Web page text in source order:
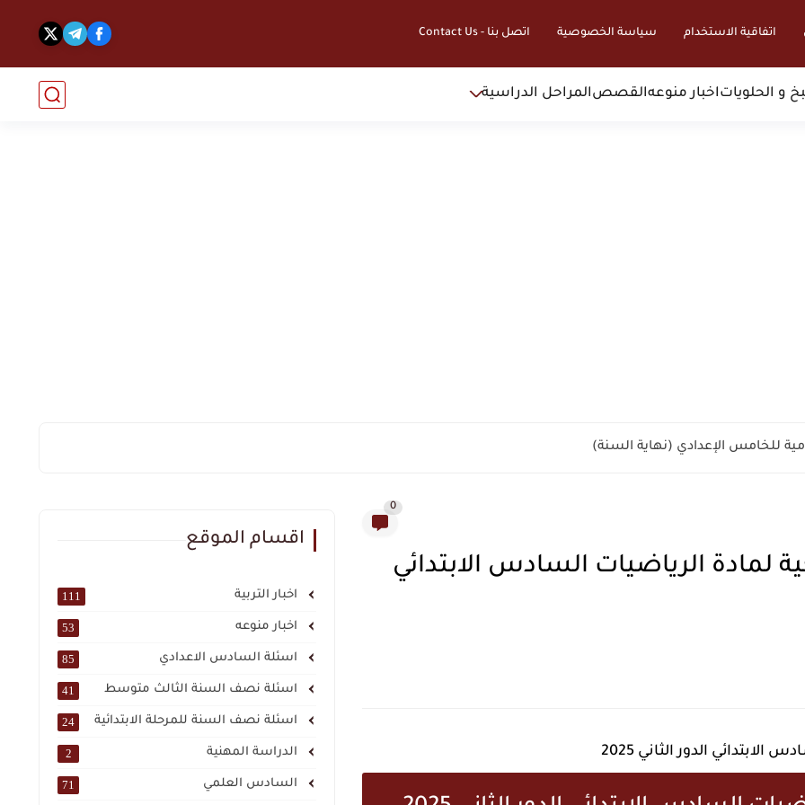
اتفاقية الاستخدام سياسة الخصوصية اتصل بنا - Contact Us
و الحلوياتاخبار منوعهالقصصالمراحل الدراسية
للخامس الإعدادي (نهاية السنة)
0
لمادة الرياضيات السادس الابتدائي
الدور الثاني 2025
اقسام الموقع
اخبار التربية 111
اخبار منوعه 53
اسئلة السادس الاعدادي 85
اسئلة نصف السنة الثالث متوسط 41
اسئلة نصف السنة للمرحلة الابتدائية 24
الدراسة المهنية 2
السادس العلمي 71